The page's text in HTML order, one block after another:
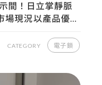
間！日立掌靜脈
場現況以產品優勢
CATEGORY 電子鎖